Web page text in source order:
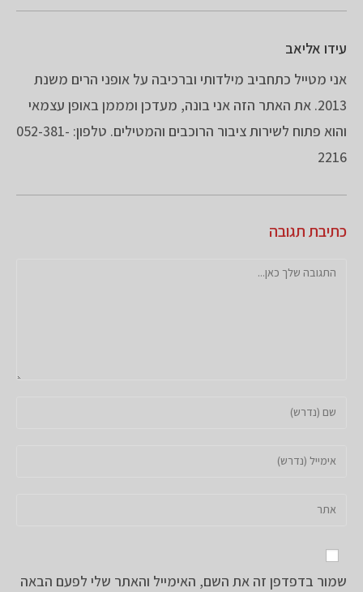
עידו אליאב
אני מטייל כתחביב מילדותי וברכיבה על אופני הרים משנת
2013. את האתר הזה אני בונה, מעדכן ומממן באופן עצמאי
והוא פתוח לשירות ציבור הרוכבים והמטילים. טלפון: 052-381-
2216
כתיבת תגובה
להגיב
שלך
שם
כדי
דואר
כדי
אתר
האינטרנט
שמור בדפדפן זה את השם, האימייל והאתר שלי לפעם הבאה